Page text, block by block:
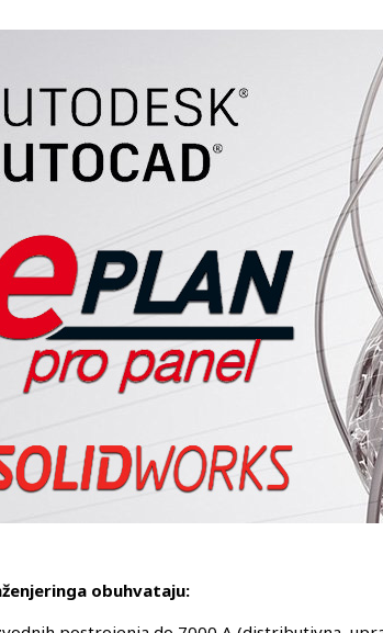
obuhvataju: